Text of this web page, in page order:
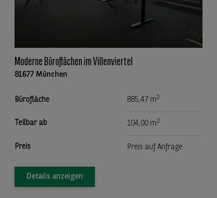
Moderne Büroflächen im Villenviertel
81677 München
Bürofläche 885,47 m2
Teilbar ab 104,00 m2
Preis Preis auf Anfrage
Details anzeigen